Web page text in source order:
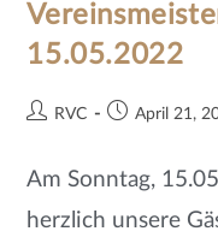
15.05.2022
RVC April 21,
Am Sonntag,
herzlich unsere